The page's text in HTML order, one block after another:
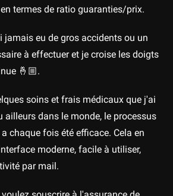
termes de ratio guaranties/prix.
jamais eu de gros accidents ou un
à effectuer et je croise les doigts
🤞🏼.
soins et frais médicaux que j'ai
ailleurs dans le monde, le processus
chaque fois été efficace. Cela en
moderne, facile à utiliser,
par mail.